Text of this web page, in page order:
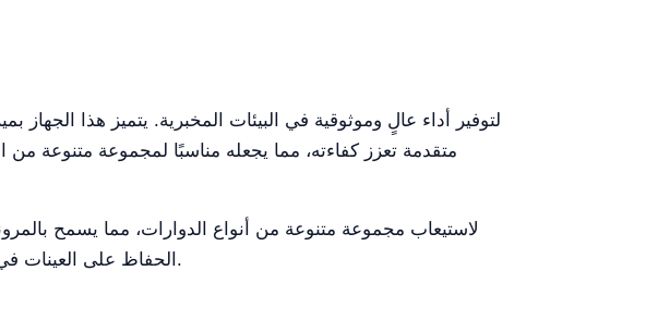
متقدمة تعزز كفاءته، مما يجعله مناسبًا لمجموعة متنوعة
الحفاظ على العينات في درجات حرارة مثالية أثناء عملية الطرد المركزي، مما يقلل من خطر التدهور أو التلوث.